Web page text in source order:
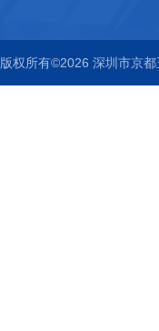
版权所有©2026 深圳市京